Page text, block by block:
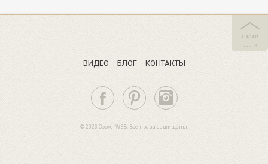
НАЗАД
ВВЕРХ
ВИДЕО БЛОГ КОНТАКТЫ
© 2023 CooverWEB. Все права защищены.